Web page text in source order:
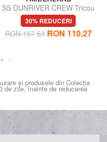
SS DUNRIVER CREW Tricou
din bumbac
30% REDUCERI
RON 157.53 RON 110.27
și produsele din Colecția
de zile, înainte de reducerea